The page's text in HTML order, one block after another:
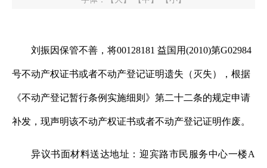
刘振因保管不善，将00128181 益国用(2010)第G02984
号不动产权证书或者不动产登记证明遗失（灭失），根据
《不动产登记暂行条例实施细则》第二十二条的规定申请
补发，现声明该不动产权证书或者不动产登记证明作废。
异议书面材料送达地址：迎宾路市民服务中心一楼A